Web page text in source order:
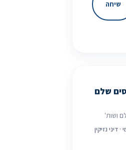
שיחה
שלם
ושות'
דיני נזיקין